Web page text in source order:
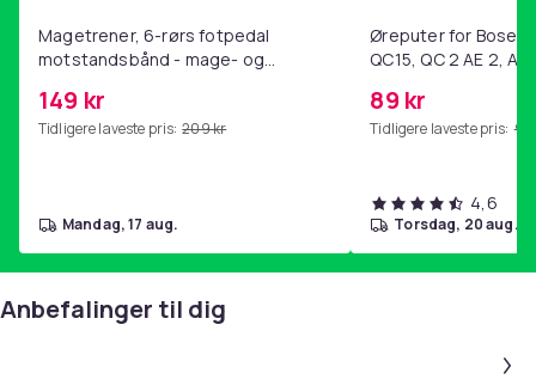
Magetrener, 6-rørs fotpedal
motstandsbånd - mage- og
hjemmegymnastikk Purple
149 kr
Tidligere laveste pris: 209 kr
mandag, 17 aug.
Øreputer for Bose
QC15, QC 2 AE 2, AE
89 kr
Tidligere laveste pris: 99
4,6
torsdag, 20 aug.
Anbefalinger til dig